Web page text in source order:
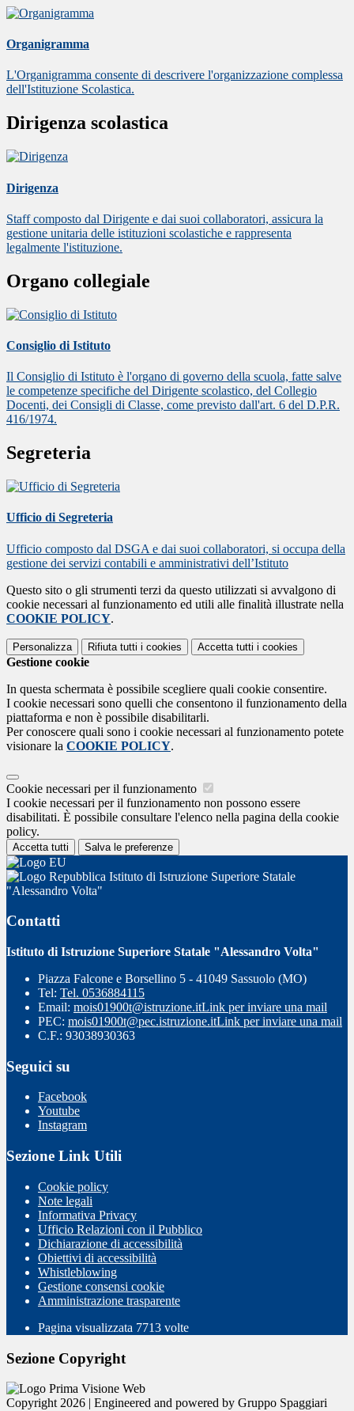
Organigramma
L'Organigramma consente di descrivere l'organizzazione complessa
dell'Istituzione Scolastica.
Dirigenza scolastica
Dirigenza
Staff composto dal Dirigente e dai suoi collaboratori, assicura la
gestione unitaria delle istituzioni scolastiche e rappresenta
legalmente l'istituzione.
Organo collegiale
Consiglio di Istituto
Il Consiglio di Istituto è l'organo di governo della scuola, fatte salve
le competenze specifiche del Dirigente scolastico, del Collegio
Docenti, dei Consigli di Classe, come previsto dall'art. 6 del D.P.R.
416/1974.
Segreteria
Ufficio di Segreteria
Ufficio composto dal DSGA e dai suoi collaboratori, si occupa della
gestione dei servizi contabili e amministrativi dell’Istituto
Questo sito o gli strumenti terzi da questo utilizzati si avvalgono di
cookie necessari al funzionamento ed utili alle finalità illustrate nella
COOKIE POLICY.
Personalizza Rifiuta tutti i cookies Accetta tutti i cookies
Gestione cookie
In questa schermata è possibile scegliere quali cookie consentire.
I cookie necessari sono quelli che consentono il funzionamento della
piattaforma e non è possibile disabilitarli.
Per conoscere quali sono i cookie necessari al funzionamento potete
visionare la COOKIE POLICY.
Cookie necessari per il funzionamento
I cookie necessari per il funzionamento non possono essere
disabilitati. È possibile consultare l'elenco nella pagina della cookie
policy.
Accetta tutti Salva le preferenze
Istituto di Istruzione Superiore Statale
"Alessandro Volta"
Contatti
Istituto di Istruzione Superiore Statale "Alessandro Volta"
Piazza Falcone e Borsellino 5 - 41049 Sassuolo (MO)
Tel: Tel. 0536884115
Email: mois01900t@istruzione.itLink per inviare una mail
PEC: mois01900t@pec.istruzione.itLink per inviare una mail
C.F.: 93038930363
Seguici su
Facebook
Youtube
Instagram
Sezione Link Utili
Cookie policy
Note legali
Informativa Privacy
Ufficio Relazioni con il Pubblico
Dichiarazione di accessibilità
Obiettivi di accessibilità
Whistleblowing
Gestione consensi cookie
Amministrazione trasparente
Pagina visualizzata 7713 volte
Sezione Copyright
Copyright 2026 | Engineered and powered by Gruppo Spaggiari